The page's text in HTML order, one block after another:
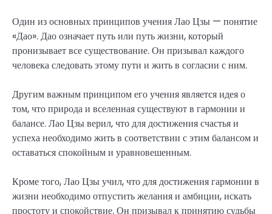
Один из основных принципов учения Лао Цзы — понятие
«Дао». Дао означает путь или путь жизни, который
пронизывает все существование. Он призывал каждого
человека следовать этому пути и жить в согласии с ним.
Другим важным принципом его учения является идея о
том, что природа и вселенная существуют в гармонии и
балансе. Лао Цзы верил, что для достижения счастья и
успеха необходимо жить в соответствии с этим балансом и
оставаться спокойным и уравновешенным.
Кроме того, Лао Цзы учил, что для достижения гармонии в
жизни необходимо отпустить желания и амбиции, искать
простоту и спокойствие. Он призывал к принятию судьбы